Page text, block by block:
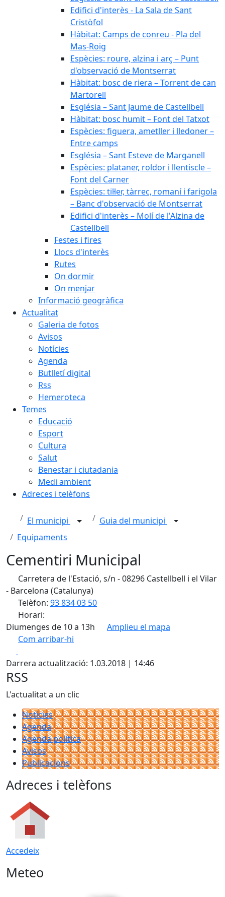
Edifici d'interès - La Sala de Sant
Cristòfol
Hàbitat: Camps de conreu - Pla del
Mas-Roig
Espècies: roure, alzina i arç – Punt
d'observació de Montserrat
Hàbitat: bosc de riera – Torrent de can
Martorell
Església – Sant Jaume de Castellbell
Hàbitat: bosc humit – Font del Tatxot
Espècies: figuera, ametller i lledoner –
Entre camps
Església – Sant Esteve de Marganell
Espècies: plataner, roldor i llentiscle –
Font del Carner
Espècies: til·ler, tàrrec, romaní i farigola
– Banc d'observació de Montserrat
Edifici d'interès – Molí de l'Alzina de
Castellbell
Festes i fires
Llocs d'interès
Rutes
On dormir
On menjar
Informació geogràfica
Actualitat
Galeria de fotos
Avisos
Notícies
Agenda
Butlletí digital
Rss
Hemeroteca
Temes
Educació
Esport
Cultura
Salut
Benestar i ciutadania
Medi ambient
Adreces i telèfons
El municipi
Guia del municipi
Equipaments
Cementiri Municipal
Carretera de l'Estació, s/n - 08296 Castellbell i el Vilar
- Barcelona (Catalunya)
Telèfon: 93 834 03 50
Horari:
Diumenges de 10 a 13h
Amplieu el mapa
Com arribar-hi
+
−
Darrera actualització: 1.03.2018 | 14:46
RSS
L'actualitat a un clic
Notícies
Agenda
Agenda política
Avisos
Publicacions
Adreces i telèfons
Accedeix
Meteo